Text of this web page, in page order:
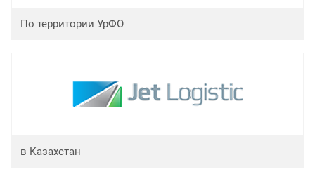
По территории УрФО
в Казахстан